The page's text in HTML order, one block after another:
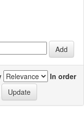
In order